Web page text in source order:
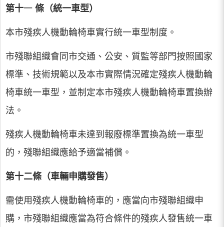
第十一 條（統一車型）
本市殘疾人機動輪椅車實行統一車型制度。
市殘聯組織會同市交通、公安、質監等部門按照國家
標準、技術規範以及本市實際情況確定殘疾人機動輪
椅車統一車型，並制定本市殘疾人機動輪椅車置換辦
法。
殘疾人機動輪椅車未達到報廢標準置換為統一車型
的，殘聯組織應給予適當補償。
第十二條（車輛申購發售）
需使用殘疾人機動輪椅車的，應當向市殘聯組織申
購，市殘聯組織應當為符合條件的殘疾人發售統一車